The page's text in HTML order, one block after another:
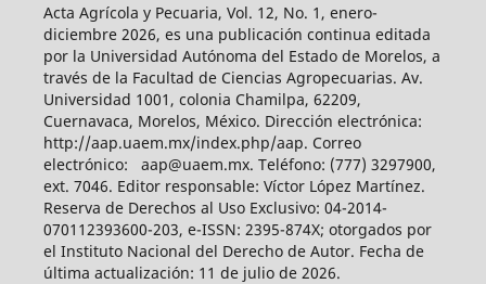
Acta Agrícola y Pecuaria, Vol. 12, No. 1, enero-
diciembre 2026, es una publicación continua editada
por la Universidad Autónoma del Estado de Morelos, a
través de la Facultad de Ciencias Agropecuarias. Av.
Universidad 1001, colonia Chamilpa, 62209,
Cuernavaca, Morelos, México. Dirección electrónica:
http://aap.uaem.mx/index.php/aap. Correo
electrónico: aap@uaem.mx. Teléfono: (777) 3297900,
ext. 7046. Editor responsable: Víctor López Martínez.
Reserva de Derechos al Uso Exclusivo: 04-2014-
070112393600-203, e-ISSN: 2395-874X; otorgados por
el Instituto Nacional del Derecho de Autor. Fecha de
última actualización: 11 de julio de 2026.